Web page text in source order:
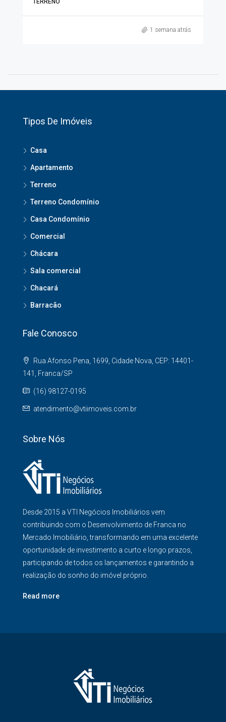
1 semana atrás
Tipos De Imóveis
Casa
Apartamento
Terreno
Terreno Condomínio
Casa Condomínio
Comercial
Chácara
Sala comercial
Chacará
Barracão
Fale Conosco
Rua Afonso Pena, 1699, Cidade Nova, CEP: 14401-
141, Franca/SP
(16) 98127-0195
atendimento@vtiimoveis.com.br
Sobre Nós
Desde 2015 a VTI Negócios Imobiliários vem
contribuindo com o Desenvolvimento de Franca no
Mercado Imobiliário, transformando em uma excelente
oportunidade de investimento a curto e longo prazos,
participando de todos os lançamentos e garantindo a
realização do sonho do imóvel próprio.
Read more